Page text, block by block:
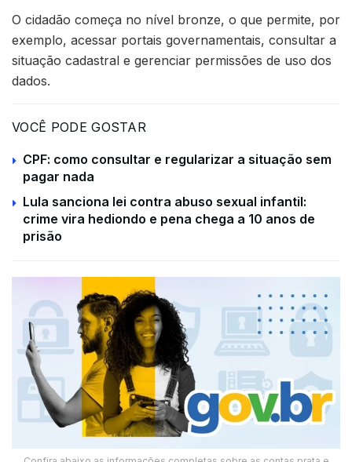
O cidadão começa no nível bronze, o que permite, por
exemplo, acessar portais governamentais, consultar a
situação cadastral e gerenciar permissões de uso dos
dados.
VOCÊ PODE GOSTAR
CPF: como consultar e regularizar a situação sem
pagar nada
Lula sanciona lei contra abuso sexual infantil:
crime vira hediondo e pena chega a 10 anos de
prisão